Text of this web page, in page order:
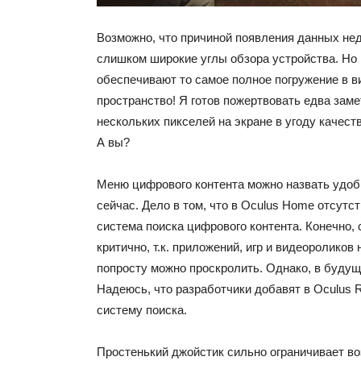
Возможно, что причиной появления данных
слишком широкие углы обзора устройства. Но
обеспечивают то самое полное погружение в
пространство! Я готов пожертвовать едва
нескольких пикселей на экране в угоду
А вы?
Меню цифрового контента можно назвать
сейчас. Дело в том, что в Oculus Home
система поиска цифрового контента. Конечно,
критично, т.к. приложений, игр и
попросту можно проскролить. Однако, в
Надеюсь, что разработчики добавят в Oculus
систему поиска.
Простенький джойстик сильно ограничивает